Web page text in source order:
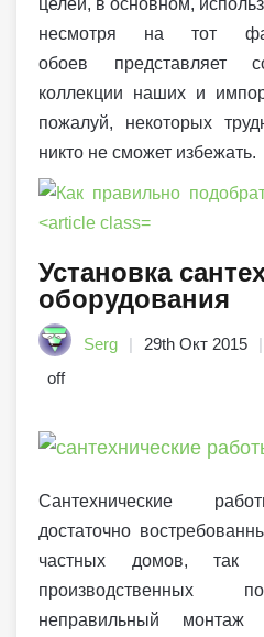
целей, в основном,
несмотря на тот
обоев представляет
коллекции наших и
пожалуй, некоторых
никто не сможет избежать.
Установка
оборудования
Serg 29th Окт 2015
off
Сантехнические
достаточно
частных домов,
производственных
неправильный